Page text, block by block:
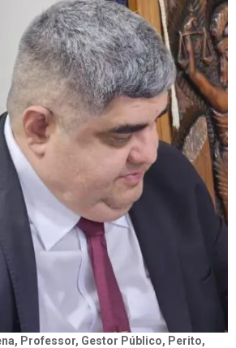
Professor, Gestor Público, Perito,